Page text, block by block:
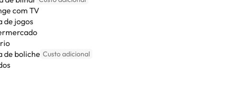
com TV
de jogos
de boliche Custo adicional